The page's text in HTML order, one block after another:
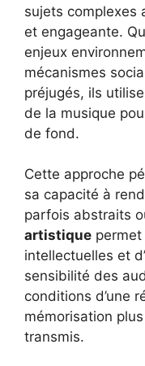
sujets complexes
et engageante.
enjeux
mécanismes
préjugés, ils
de la musique
de fond.
Cette approche
sa capacité à
parfois abstraits
artistique
intellectuelles et
sensibilité des
conditions d’une
mémorisation
transmis.